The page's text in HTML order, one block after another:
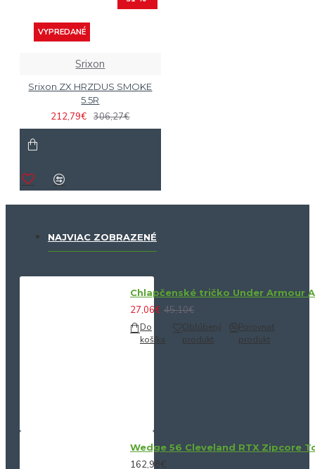
VYPREDANÉ
Srixon
Srixon ZX HRZDUS SMOKE
5.5R
212,79€ 306,27€
NAJVIAC ZOBRAZENÉ
Chlapčenské tričko Under Armour
27,06€ 45,10€
Do
košíka
Obľúbený
produkt
Porovnať
produkt
Wedge 56 Cleveland RTX Zipcore
162,98€